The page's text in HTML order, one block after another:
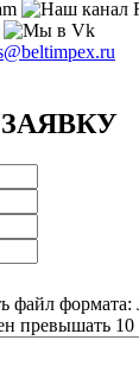
файл формата:
превышать